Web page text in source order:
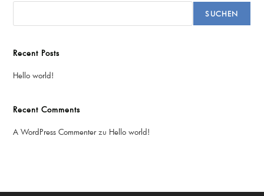
SUCHEN
Recent Posts
Hello world!
Recent Comments
A WordPress Commenterzu Hello world!